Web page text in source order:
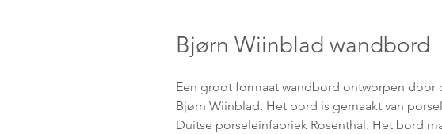
Bjørn Wiinblad wandbord
Een groot formaat wandbord ontworpen door
Bjørn Wiinblad. Het bord is gemaakt van
Duitse porseleinfabriek Rosenthal. Het bord